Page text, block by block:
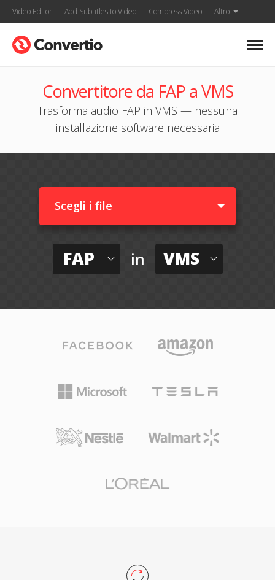
Video Editor Add Subtitles to Video Compress Video Altro
Convertitore da FAP a VMS
Trasforma audio FAP in VMS — nessuna
installazione software necessaria
Scegli i file
FAP in VMS